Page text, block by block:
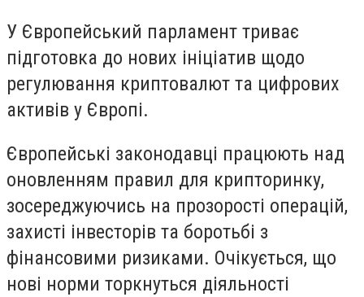
У Європейський парламент триває
підготовка до нових ініціатив щодо
регулювання криптовалют та цифрових
активів у Європі.
Європейські законодавці працюють над
оновленням правил для крипторинку,
зосереджуючись на прозорості операцій,
захисті інвесторів та боротьбі з
фінансовими ризиками. Очікується, що
нові норми торкнуться діяльності